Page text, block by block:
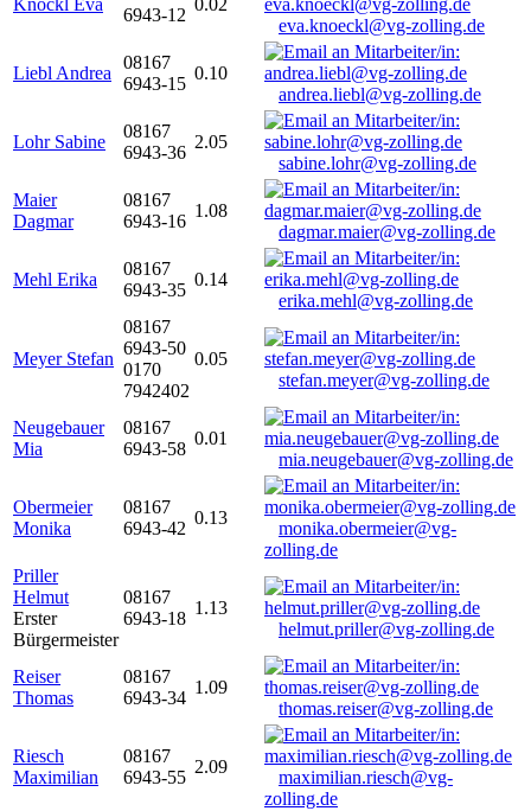
Knöckl Eva
6943-12
0.02
eva.knoeckl@vg-zolling.de
Liebl Andrea
08167
6943-15
0.10
andrea.liebl@vg-zolling.de
Lohr Sabine
08167
6943-36
2.05
sabine.lohr@vg-zolling.de
Maier
Dagmar
08167
6943-16
1.08
dagmar.maier@vg-zolling.de
Mehl Erika
08167
6943-35
0.14
erika.mehl@vg-zolling.de
Meyer Stefan
08167
6943-50
0170
7942402
0.05
stefan.meyer@vg-zolling.de
Neugebauer
Mia
08167
6943-58
0.01
mia.neugebauer@vg-zolling.de
Obermeier
Monika
08167
6943-42
0.13
monika.obermeier@vg-
zolling.de
Priller
Helmut
Erster
Bürgermeister
08167
6943-18
1.13
helmut.priller@vg-zolling.de
Reiser
Thomas
08167
6943-34
1.09
thomas.reiser@vg-zolling.de
Riesch
Maximilian
08167
6943-55
2.09
maximilian.riesch@vg-
zolling.de